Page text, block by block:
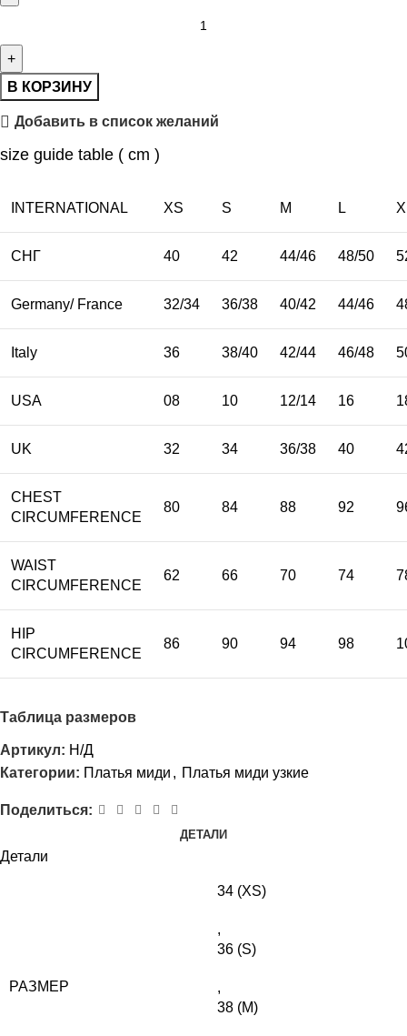
В КОРЗИНУ
Добавить в список желаний
size guide table ( cm )
INTERNATIONAL XS S M L
СНГ 40 42 44/46 48/50
Germany/ France 32/34 36/38 40/42 44/46
Italy 36 38/40 42/44 46/48
USA 08 10 12/14 16
UK 32 34 36/38 40
CHEST
CIRCUMFERENCE
80 84 88 92
WAIST
CIRCUMFERENCE
62 66 70 74
HIP
CIRCUMFERENCE
86 90 94 98
Таблица размеров
Артикул: Н/Д
Категории: Платья миди , Платья миди узкие
Поделиться:
ДЕТАЛИ
Детали
РАЗМЕР
34 (XS)
,
36 (S)
,
38 (M)